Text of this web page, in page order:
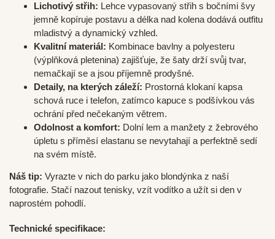
Lichotivý střih: Lehce vypasovaný střih s bočními švy
jemně kopíruje postavu a délka nad kolena dodává outfitu
mladistvý a dynamický vzhled.
Kvalitní materiál: Kombinace bavlny a polyesteru
(výplňková pletenina) zajišťuje, že šaty drží svůj tvar,
nemačkají se a jsou příjemně prodyšné.
Detaily, na kterých záleží: Prostorná klokaní kapsa
schová ruce i telefon, zatímco kapuce s podšívkou vás
ochrání před nečekaným větrem.
Odolnost a komfort: Dolní lem a manžety z žebrového
úpletu s příměsí elastanu se nevytahají a perfektně sedí
na svém místě.
Náš tip: Vyrazte v nich do parku jako blondýnka z naší
fotografie. Stačí nazout tenisky, vzít vodítko a užít si den v
naprostém pohodlí.
Technické specifikace: